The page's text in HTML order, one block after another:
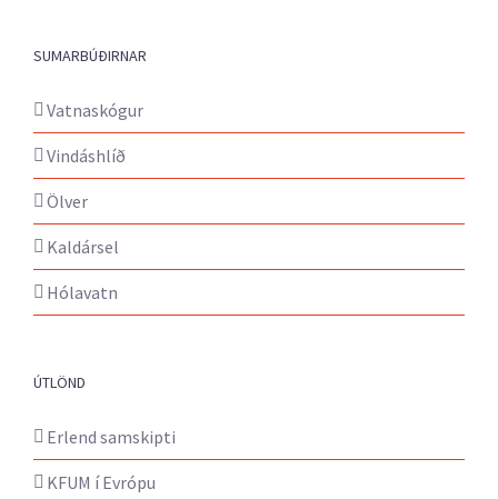
SUMARBÚÐIRNAR
Vatnaskógur
Vindáshlíð
Ölver
Kaldársel
Hólavatn
ÚTLÖND
Erlend samskipti
KFUM í Evrópu